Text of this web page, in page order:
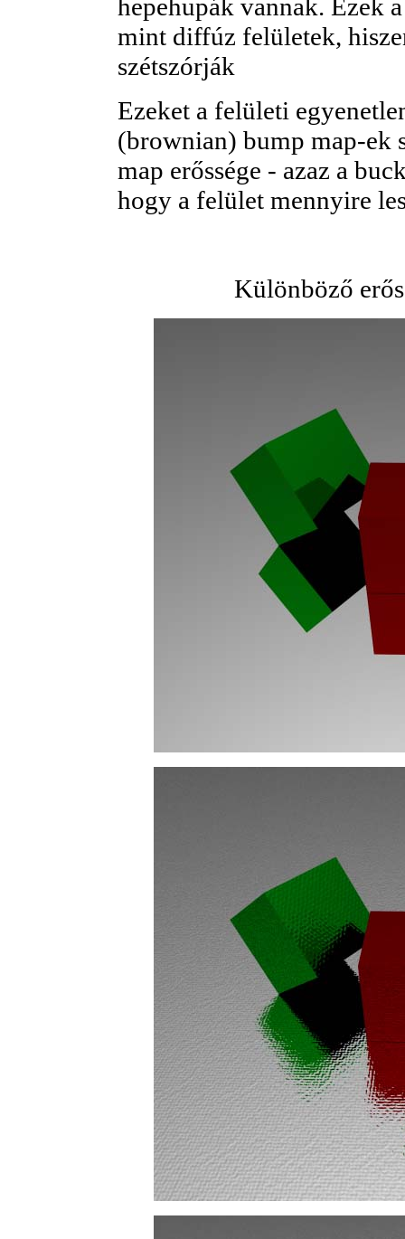
hepehupák vannak. Ezek
mint diffúz felületek,
szétszórják
Ezeket a felületi
(brownian) bump map-ek
map erőssége - azaz a
hogy a felület mennyire
Különböző